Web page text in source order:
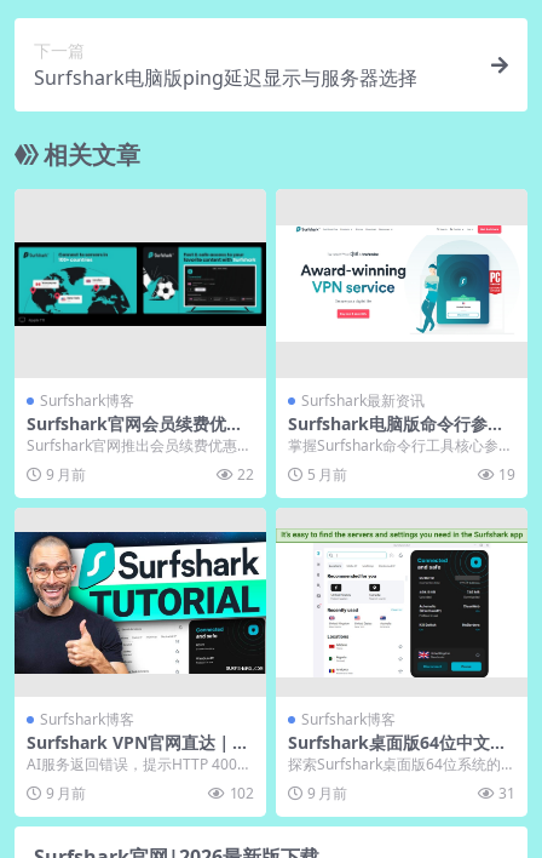
下一篇
Surfshark电脑版ping延迟显示与服务器选择
相关文章
Surfshark博客
Surfshark官网会员续费优惠
｜老用户下载新版返现
Surfshark官网推出会员续费优惠，
老用户下载新版软件即可返现，助
您轻松享受...
9 月前 22
Surfshark最新资讯
Surfshark电脑版命令行参数
自动化脚本编写
掌握Surfshark命令行工具核心参
数，解锁VPN自动化管理高效技
巧。详解Su...
5 月前 19
Surfshark博客
Surfshark VPN官网直达｜零
日志政策全球节点加速
AI服务返回错误，提示HTTP 400。
请检查网络连接和请求格式，确保
信息正确无...
9 月前 102
Surfshark博客
Surfshark桌面版64位中文包
｜官网镜像免费下载
探索Surfshark桌面版64位系统的中
文包下载与安装方法，帮助用户轻
松获取官...
9 月前 31